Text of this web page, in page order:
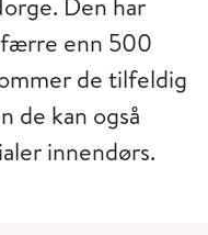
enn 500
de tilfeldig
de kan også
innendørs.